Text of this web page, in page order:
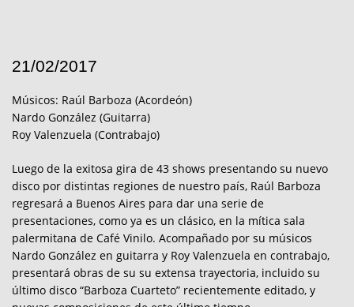
21/02/2017
Músicos: Raúl Barboza (Acordeón)
Nardo González (Guitarra)
Roy Valenzuela (Contrabajo)
Luego de la exitosa gira de 43 shows presentando su nuevo
disco por distintas regiones de nuestro país, Raúl Barboza
regresará a Buenos Aires para dar una serie de
presentaciones, como ya es un clásico, en la mítica sala
palermitana de Café Vinilo. Acompañado por su músicos
Nardo González en guitarra y Roy Valenzuela en contrabajo,
presentará obras de su su extensa trayectoria, incluido su
último disco “Barboza Cuarteto” recientemente editado, y